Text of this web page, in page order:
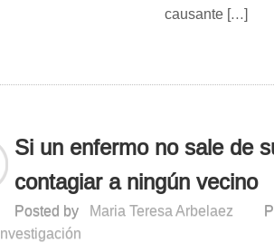
causante […]
Si un enfermo no sale de
contagiar a ningún vecino
Posted by Maria Teresa Arbelaez
Investigación